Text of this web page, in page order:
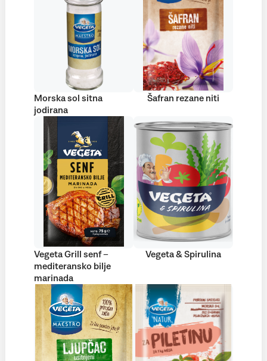
Morska sol sitna
jodirana
Šafran rezane niti
Vegeta Grill senf –
mediteransko bilje
marinada
Vegeta & Spirulina